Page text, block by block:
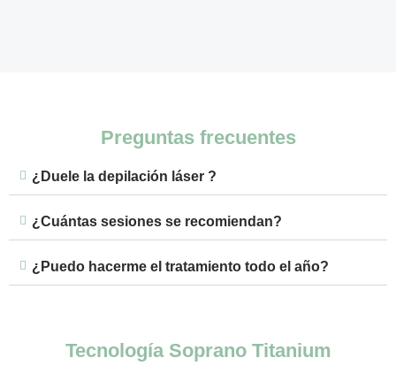
Preguntas frecuentes
¿Duele la depilación láser ?
¿Cuántas sesiones se recomiendan?
¿Puedo hacerme el tratamiento todo el año?
Tecnología Soprano Titanium​